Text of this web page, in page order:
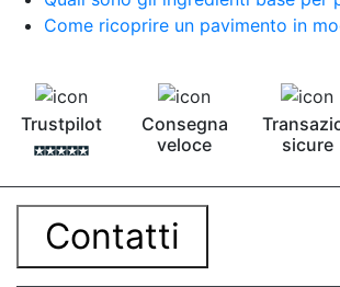
Come ricoprire un pavimento in
Trustpilot
Consegna
veloce
sicure
Contatti